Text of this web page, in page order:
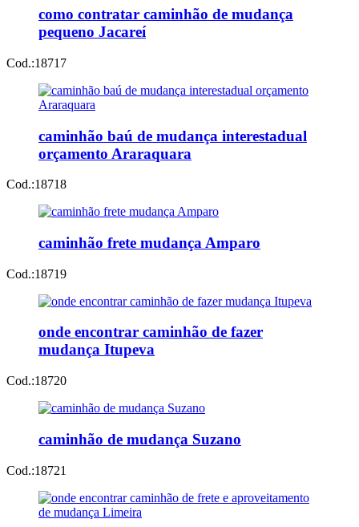
como contratar caminhão de mudança
pequeno Jacareí
Cod.:18717
caminhão baú de mudança interestadual
orçamento Araraquara
Cod.:18718
caminhão frete mudança Amparo
Cod.:18719
onde encontrar caminhão de fazer
mudança Itupeva
Cod.:18720
caminhão de mudança Suzano
Cod.:18721